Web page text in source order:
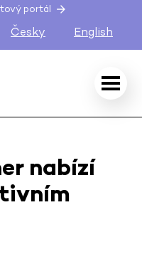
portál
Česky English
nabízí